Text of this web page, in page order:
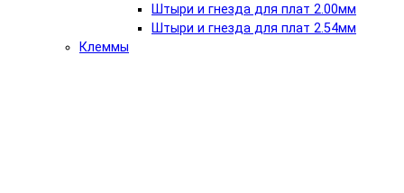
Штыри и гнезда для плат 2.00мм
Штыри и гнезда для плат 2.54мм
Клеммы